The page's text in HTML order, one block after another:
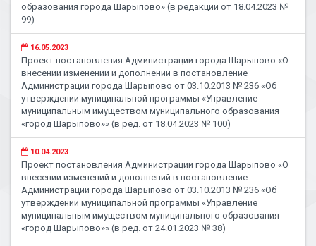
образования города Шарыпово» (в редакции от 18.04.2023 №
99)
16.05.2023
Проект постановления Администрации города Шарыпово «О
внесении изменений и дополнений в постановление
Администрации города Шарыпово от 03.10.2013 № 236 «Об
утверждении муниципальной программы «Управление
муниципальным имуществом муниципального образования
«город Шарыпово»» (в ред. от 18.04.2023 № 100)
10.04.2023
Проект постановления Администрации города Шарыпово «О
внесении изменений и дополнений в постановление
Администрации города Шарыпово от 03.10.2013 № 236 «Об
утверждении муниципальной программы «Управление
муниципальным имуществом муниципального образования
«город Шарыпово»» (в ред. от 24.01.2023 № 38)